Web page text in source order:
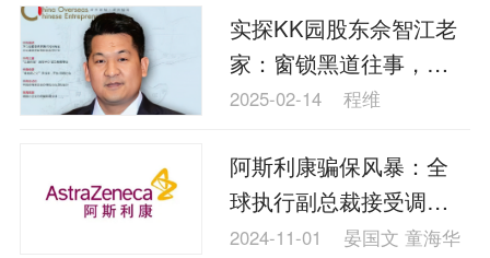
实探KK园股东佘智江老
家：窗锁黑道往事，门
照贵人“有龙”
2025-02-14 程维
阿斯利康骗保风暴：全
球执行副总裁接受调查
多地员工涉案
2024-11-01 晏国文 童海华